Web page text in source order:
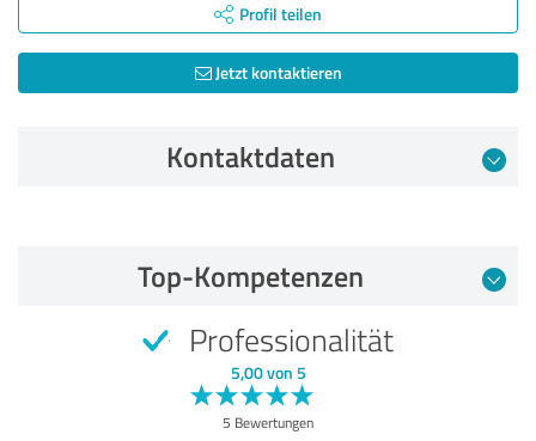
Profil teilen
Jetzt kontaktieren
Kontaktdaten
Empfehlung
Top-Kompetenzen
Professionalität
5,00 von 5
5 Bewertungen